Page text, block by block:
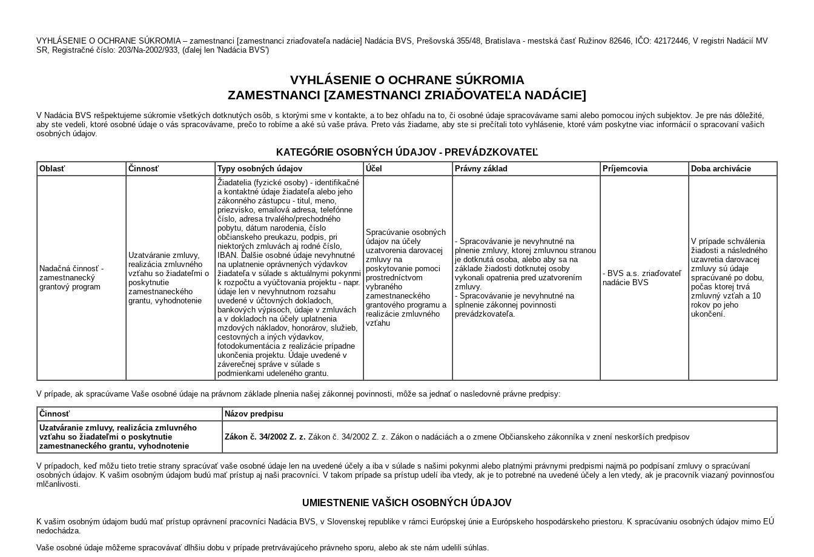
VYHLÁSENIE O OCHRANE SÚKROMIA – zamestnanci [zamestnanci zriaďovateľa nadácie] Nadácia BVS, Prešovská 355/48, Bratislava - mestská časť Ružinov 82646, IČO: 42172446, V registri Nadácií MV
SR, Registračné číslo: 203/Na-2002/933, (ďalej len 'Nadácia BVS')
VYHLÁSENIE O OCHRANE SÚKROMIA
ZAMESTNANCI [ZAMESTNANCI ZRIAĎOVATEĽA NADÁCIE]
V Nadácia BVS rešpektujeme súkromie všetkých dotknutých osôb, s ktorými sme v kontakte, a to bez ohľadu na to, či osobné údaje spracovávame sami alebo pomocou iných subjektov. Je pre nás dôležité,
aby ste vedeli, ktoré osobné údaje o vás spracovávame, prečo to robíme a aké sú vaše práva. Preto vás žiadame, aby ste si prečítali toto vyhlásenie, ktoré vám poskytne viac informácií o spracovaní vašich
osobných údajov.
KATEGÓRIE OSOBNÝCH ÚDAJOV - PREVÁDZKOVATEĽ
Oblasť Činnosť Typy osobných údajov Účel Právny základ Príjemcovia Doba archivácie
Nadačná činnosť -
zamestnanecký
grantový program
Uzatváranie zmluvy,
realizácia zmluvného
vzťahu so žiadateľmi o
poskytnutie
zamestnaneckého
grantu, vyhodnotenie
Žiadatelia (fyzické osoby) - identifikačné
a kontaktné údaje žiadateľa alebo jeho
zákonného zástupcu - titul, meno,
priezvisko, emailová adresa, telefónne
číslo, adresa trvalého/prechodného
pobytu, dátum narodenia, číslo
občianskeho preukazu, podpis, pri
niektorých zmluvách aj rodné číslo,
IBAN. Ďalšie osobné údaje nevyhnutné
na uplatnenie oprávnených výdavkov
žiadateľa v súlade s aktuálnymi pokynmi
k rozpočtu a vyúčtovania projektu - napr.
údaje len v nevyhnutnom rozsahu
uvedené v účtovných dokladoch,
bankových výpisoch, údaje v zmluvách
a v dokladoch na účely uplatnenia
mzdových nákladov, honorárov, služieb,
cestovných a iných výdavkov,
fotodokumentácia z realizácie prípadne
ukončenia projektu. Údaje uvedené v
záverečnej správe v súlade s
podmienkami udeleného grantu.
Spracúvanie osobných
údajov na účely
uzatvorenia darovacej
zmluvy na
poskytovanie pomoci
prostredníctvom
vybraného
zamestnaneckého
grantového programu a
realizácie zmluvného
vzťahu
- Spracovávanie je nevyhnutné na
plnenie zmluvy, ktorej zmluvnou stranou
je dotknutá osoba, alebo aby sa na
základe žiadosti dotknutej osoby
vykonali opatrenia pred uzatvorením
zmluvy.
- Spracovávanie je nevyhnutné na
splnenie zákonnej povinnosti
prevádzkovateľa.
- BVS a.s. zriaďovateľ
nadácie BVS
V prípade schválenia
žiadosti a následného
uzavretia darovacej
zmluvy sú údaje
spracúvané po dobu,
počas ktorej trvá
zmluvný vzťah a 10
rokov po jeho
ukončení.
V prípade, ak spracúvame Vaše osobné údaje na právnom základe plnenia našej zákonnej povinnosti, môže sa jednať o nasledovné právne predpisy:
Činnosť
Názov predpisu
Uzatváranie zmluvy, realizácia zmluvného
vzťahu so žiadateľmi o poskytnutie
zamestnaneckého grantu, vyhodnotenie
Zákon č. 34/2002 Z. z. Zákon č. 34/2002 Z. z. Zákon o nadáciách a o zmene Občianskeho zákonníka v znení neskorších predpisov
V prípadoch, keď môžu tieto tretie strany spracúvať vaše osobné údaje len na uvedené účely a iba v súlade s našimi pokynmi alebo platnými právnymi predpismi najmä po podpísaní zmluvy o spracúvaní
osobných údajov. K vašim osobným údajom budú mať prístup aj naši pracovníci. V takom prípade sa prístup udelí iba vtedy, ak je to potrebné na uvedené účely a len vtedy, ak je pracovník viazaný povinnosťou
mlčanlivosti.
UMIESTNENIE VAŠICH OSOBNÝCH ÚDAJOV
K vašim osobným údajom budú mať prístup oprávnení pracovníci Nadácia BVS, v Slovenskej republike v rámci Európskej únie a Európskeho hospodárskeho priestoru. K spracúvaniu osobných údajov mimo EÚ
nedochádza.
Vaše osobné údaje môžeme spracovávať dlhšiu dobu v prípade pretrvávajúceho právneho sporu, alebo ak ste nám udelili súhlas.